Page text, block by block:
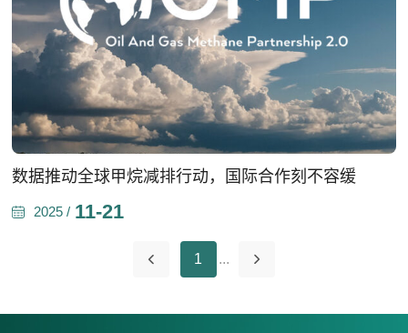
数据推动全球甲烷减排行动，国际合作刻不容缓
2025 / 11-21
1 ...